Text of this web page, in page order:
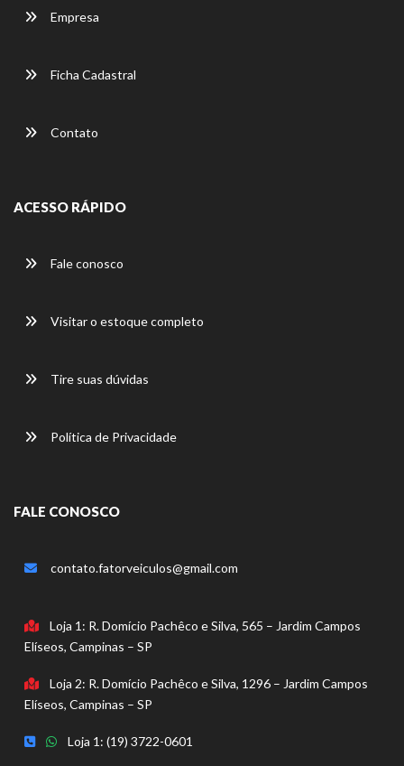
Empresa
Ficha Cadastral
Contato
ACESSO RÁPIDO
Fale conosco
Visitar o estoque completo
Tire suas dúvidas
Política de Privacidade
FALE CONOSCO
contato.fatorveiculos@gmail.com
Loja 1: R. Domício Pachêco e Silva, 565 – Jardim Campos
Elíseos, Campinas – SP
Loja 2: R. Domício Pachêco e Silva, 1296 – Jardim Campos
Elíseos, Campinas – SP
Loja 1: (19) 3722-0601